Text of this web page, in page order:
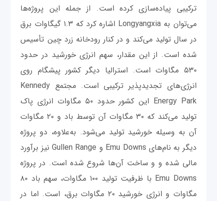
ترکیبی پیاده‌سازی کرده است. از جمله این پروژه‌ها
می‌توان به Longyangxia اشاره کرد که ۱.۳ گیگاوات برق
در سال تولید می‌کند و در کنار رودخانه زرد چین تأسیس
شده است. از این مقدار، سهم انرژی خورشید در حدود
۵۳۰ مگاوات است. استرالیا دیگر کشور پیشگام روی
انرژی‌های تجدیدپذیر ترکیبی است. مجتمع Kennedy
Energy Park این کشور حدود ۵۰ مگاوات انرژی پاک
تولید می‌کند که ۳۰ مگاوات آن توسط باد و ۲۰ مگاوات
آن به وسیله خورشید تولید می‌شود. به‌علاوه، دو پروژه
دیگر به نام‌های Emu Downs و Gullen Range نیز برآورد
مالی شده و و ساخت آن‌ها شروع شده است. در پروژه
Emu Downs با ظرفیت تولید ۱۰۰ مگاوات، سهم باد ۸۰
مگاوات و انرژی خورشید ۲۰ مگاوات برق، است. اما در